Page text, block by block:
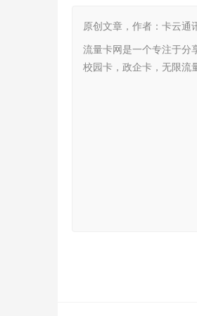
原创文章，作者：卡云
流量卡网是一个专注于分
校园卡，政企卡，无限流